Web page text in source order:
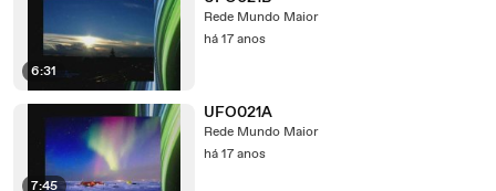
6:31
Rede Mundo Maior
há 17 anos
7:45
UFO021A
Rede Mundo Maior
há 17 anos